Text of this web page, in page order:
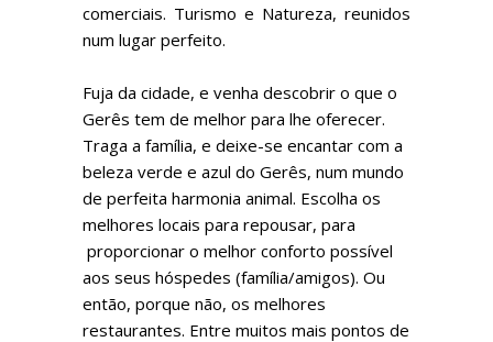
comerciais. Turismo e Natureza, reunidos
num lugar perfeito.
Fuja da cidade, e venha descobrir o que o
Gerês tem de melhor para lhe oferecer.
Traga a família, e deixe-se encantar com a
beleza verde e azul do Gerês, num mundo
de perfeita harmonia animal. Escolha os
melhores locais para repousar, para
proporcionar o melhor conforto possível
aos seus hóspedes (família/amigos). Ou
então, porque não, os melhores
restaurantes. Entre muitos mais pontos de